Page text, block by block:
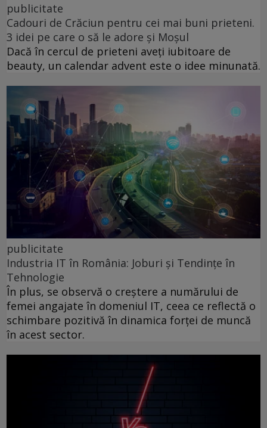
publicitate
Cadouri de Crăciun pentru cei mai buni prieteni.
3 idei pe care o să le adore și Moșul
Dacă în cercul de prieteni aveți iubitoare de
beauty, un calendar advent este o idee minunată.
publicitate
Industria IT în România: Joburi și Tendințe în
Tehnologie
În plus, se observă o creștere a numărului de
femei angajate în domeniul IT, ceea ce reflectă o
schimbare pozitivă în dinamica forței de muncă
în acest sector.